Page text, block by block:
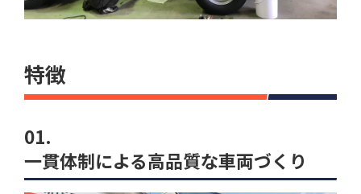
特徴
01.
一貫体制による高品質な車両づくり